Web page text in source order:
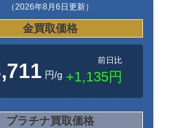
（2026年8月6日更新）
金買取価格
円/g
前日比
+1,135円
プラチナ買取価格